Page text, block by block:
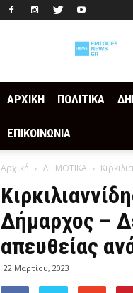
ΑΡΧΙΚΗ ΠΟΛΙΤΙΚΑ
ΕΠΙΚΟΙΝΩΝΙΑ
Αρχική ΔΗΜΟΤΙΚΑ
Δήμαρχος –
απευθείας
22 Μαρτίου, 2023